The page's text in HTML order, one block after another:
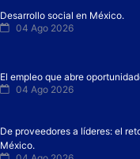
Desarrollo social en México.
04 Ago 2026
El empleo que abre
04 Ago 2026
De proveedores a líderes: el
México.